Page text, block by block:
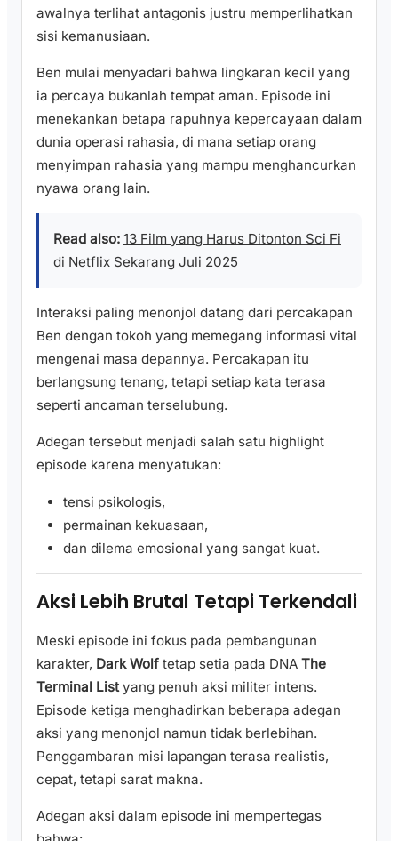
awalnya terlihat antagonis justru memperlihatkan
sisi kemanusiaan.
Ben mulai menyadari bahwa lingkaran kecil yang
ia percaya bukanlah tempat aman. Episode ini
menekankan betapa rapuhnya kepercayaan dalam
dunia operasi rahasia, di mana setiap orang
menyimpan rahasia yang mampu menghancurkan
nyawa orang lain.
Read also: 13 Film yang Harus Ditonton Sci Fi
di Netflix Sekarang Juli 2025
Interaksi paling menonjol datang dari percakapan
Ben dengan tokoh yang memegang informasi vital
mengenai masa depannya. Percakapan itu
berlangsung tenang, tetapi setiap kata terasa
seperti ancaman terselubung.
Adegan tersebut menjadi salah satu highlight
episode karena menyatukan:
tensi psikologis,
permainan kekuasaan,
dan dilema emosional yang sangat kuat.
Aksi Lebih Brutal Tetapi Terkendali
Meski episode ini fokus pada pembangunan
karakter, Dark Wolf tetap setia pada DNA The
Terminal Listyang penuh aksi militer intens.
Episode ketiga menghadirkan beberapa adegan
aksi yang menonjol namun tidak berlebihan.
Penggambaran misi lapangan terasa realistis,
cepat, tetapi sarat makna.
Adegan aksi dalam episode ini mempertegas